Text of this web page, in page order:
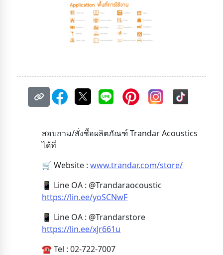
สอบถาม/สั่งซื้อผลิตภัณฑ์ Trandar Acoustics
ได้ที่
🛒 Website :www.trandar.com/store/
📱 Line OA : @Trandaraocoustic
https://lin.ee/yoSCNwF
📱 Line OA : @Trandarstore
https://lin.ee/xJr661u
☎️ Tel : 02-722-7007